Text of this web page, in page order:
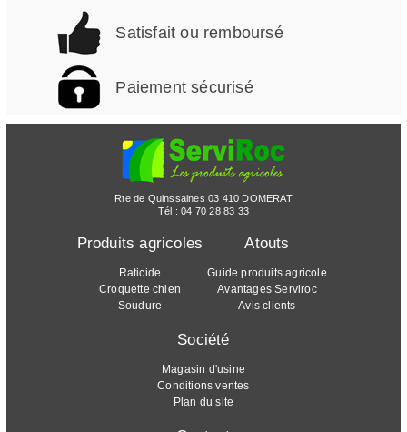
Satisfait ou remboursé
Paiement sécurisé
Rte de Quinssaines 03 410 DOMERAT
Tél :04 70 28 83 33
Produits agricoles
Raticide
Croquette chien
Soudure
Atouts
Guide produits agricole
Avantages Serviroc
Avis clients
Société
Magasin d'usine
Conditions ventes
Plan du site